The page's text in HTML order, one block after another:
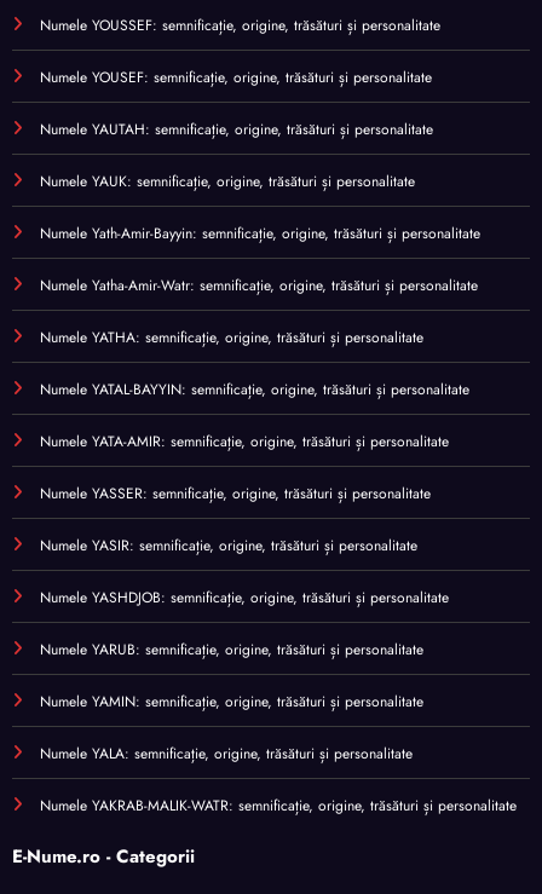
Numele YOUSSEF: semnificație, origine, trăsături și personalitate
Numele YOUSEF: semnificație, origine, trăsături și personalitate
Numele YAUTAH: semnificație, origine, trăsături și personalitate
Numele YAUK: semnificație, origine, trăsături și personalitate
Numele Yath-Amir-Bayyin: semnificație, origine, trăsături și personalitate
Numele Yatha-Amir-Watr: semnificație, origine, trăsături și personalitate
Numele YATHA: semnificație, origine, trăsături și personalitate
Numele YATAL-BAYYIN: semnificație, origine, trăsături și personalitate
Numele YATA-AMIR: semnificație, origine, trăsături și personalitate
Numele YASSER: semnificație, origine, trăsături și personalitate
Numele YASIR: semnificație, origine, trăsături și personalitate
Numele YASHDJOB: semnificație, origine, trăsături și personalitate
Numele YARUB: semnificație, origine, trăsături și personalitate
Numele YAMIN: semnificație, origine, trăsături și personalitate
Numele YALA: semnificație, origine, trăsături și personalitate
Numele YAKRAB-MALIK-WATR: semnificație, origine, trăsături și personalitate
E-Nume.ro - Categorii